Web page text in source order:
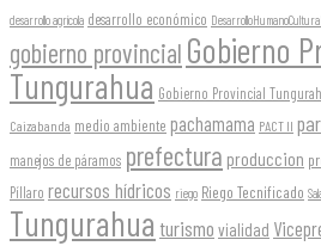
desarrollo agrícola desarrollo económico
gobierno provincial Gobierno
Tungurahua Gobierno Provincial
Caizabanda medio ambiente pachamama PACT II
manejos de páramos prefectura produccion
Píllaro recursos hídricos riego Riego Tecnificado
Tungurahua turismo vialidad